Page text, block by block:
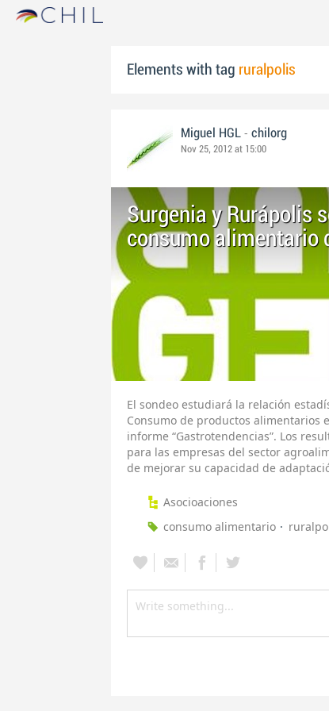
Elements with tag ruralpolis
Miguel HGL - chilorg
Nov 25, 2012 at 15:00
Surgenia y Rurápolis
consumo alimentario
El sondeo estudiará la relación
Consumo de productos alimentarios
informe “Gastrotendencias”. Los
para las empresas del sector
de mejorar su capacidad de
Asocioaciones
consumo alimentario